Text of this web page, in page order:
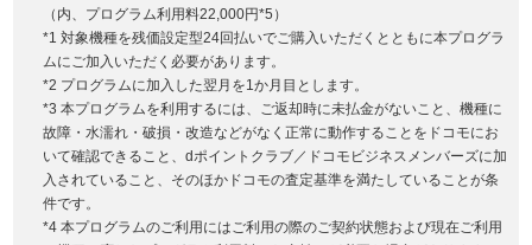
（内、プログラム利用料22,000円*5）
*1 対象機種を残価設定型24回払いでご購入いただくとともに本プログラ
ムにご加入いただく必要があります。
*2 プログラムに加入した翌月を1か月目とします。
*3 本プログラムを利用するには、ご返却時に未払金がないこと、機種に
故障・水濡れ・破損・改造などがなく正常に動作することをドコモにお
いて確認できること、dポイントクラブ／ドコモビジネスメンバーズに加
入されていること、そのほかドコモの査定基準を満たしていることが条
件です。
*4 本プログラムのご利用にはご利用の際のご契約状態および現在ご利用